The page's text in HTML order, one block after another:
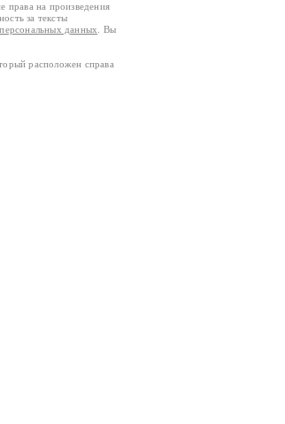
права на произведения
за тексты
данных
. Вы
расположен справа